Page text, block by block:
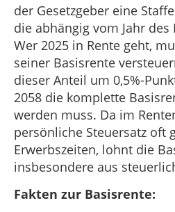
der Gesetzgeber eine
die abhängig vom Jahr
Wer 2025 in Rente geht,
seiner Basisrente
dieser Anteil um 0,5%-
2058 die komplette
werden muss. Da im
persönliche Steuersatz oft
Erwerbszeiten, lohnt die
insbesondere aus
Fakten zur Basisrente: